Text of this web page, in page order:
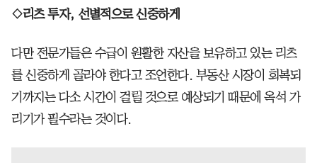
◇리츠 투자, 선별적으로 신중하게
다만 전문가들은 수급이 원활한 자산을 보유하고 있는 리츠
를 신중하게 골라야 한다고 조언한다. 부동산 시장이 회복되
기까지는 다소 시간이 걸릴 것으로 예상되기 때문에 옥석 가
리기가 필수라는 것이다.